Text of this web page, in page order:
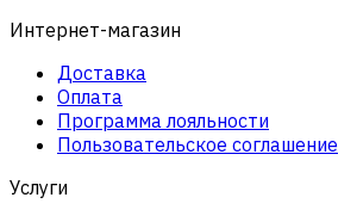
Интернет-магазин
Доставка
Оплата
Программа лояльности
Пользовательское соглашение
Услуги